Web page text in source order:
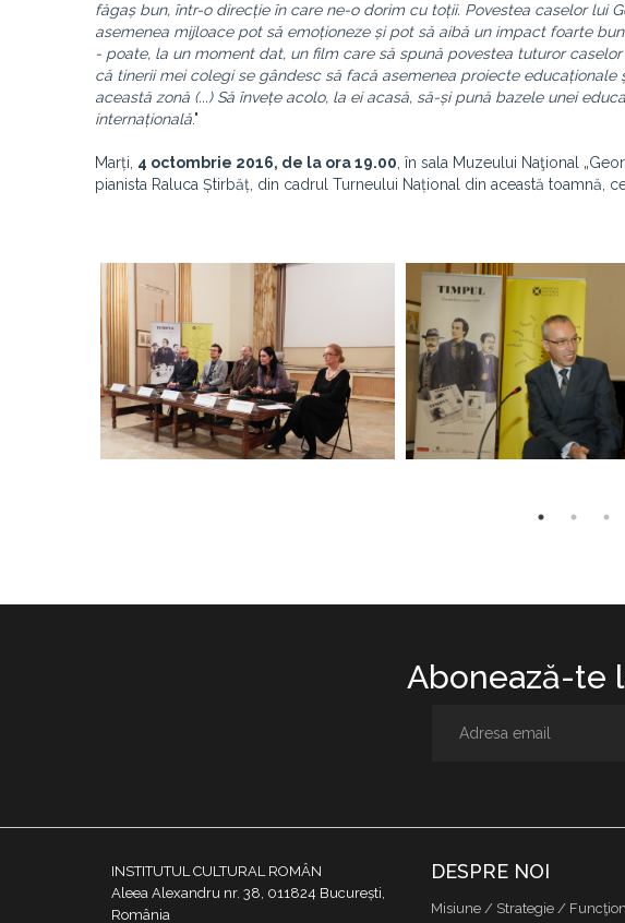
făgaș bun, într-o direcție în care ne-o dorim cu toții. Povestea caselor lui
asemenea mijloace pot să emoționeze și pot să aibă un impact foarte
- poate, la un moment dat, un film care să spună povestea tuturor
că tinerii mei colegi se gândesc să facă asemenea proiecte educaționale
această zonă (...) Să învețe acolo, la ei acasă, să-și pună bazele unei
internațională."
Marți, 4 octombrie 2016, de la ora 19.00 , în sala Muzeului Naţional
pianista Raluca Știrbăț, din cadrul Turneului Național din această toamnă,
Abonează-te
INSTITUTUL CULTURAL ROMÂN
Aleea Alexandru nr. 38, 011824 București,
România
DESPRE NOI
Misiune / Strategie /